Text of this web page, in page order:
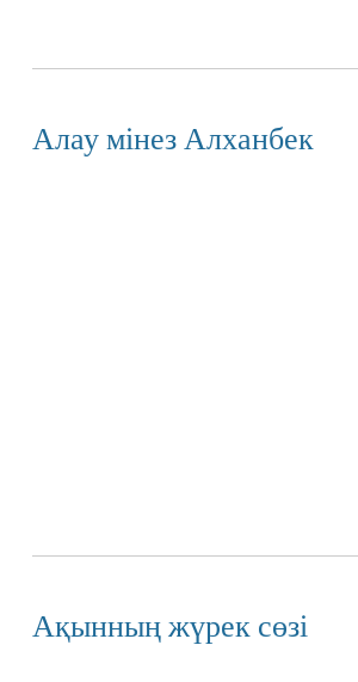
Алау мінез Алханбек
Ақынның жүрек сөзі